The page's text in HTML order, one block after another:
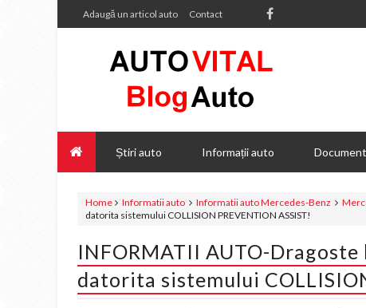
Adaugă un articol auto Contact
Știri auto Informații auto
Home Informatii auto Informatii auto Mercedes-Benz
datorita sistemului COLLISION PREVENTION ASSIST!
INFORMATII AUTO-
datorita sistemului